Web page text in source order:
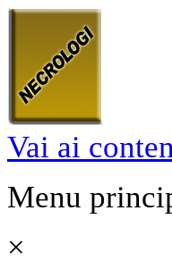
Vai ai
Menu
×